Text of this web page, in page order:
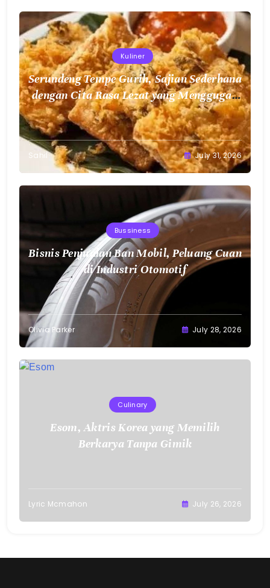
Kuliner
Serundeng Tempe Gurih, Sajian Sederhana
dengan Cita Rasa Lezat yang Menggugah
Selera
Sahil July 31, 2026
Bussiness
Bisnis Penjualan Ban Mobil, Peluang Cuan
di Industri Otomotif
Olivia Parker July 28, 2026
Culinary
Esom, Aktris Korea yang Memilih
Berkarya Tanpa Gimik
Lyric Mcmahon July 26, 2026